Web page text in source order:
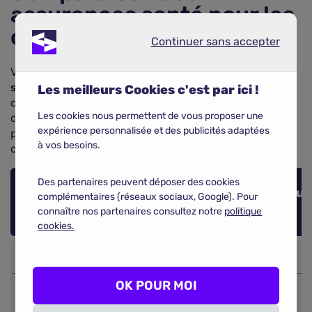
assurances santé pour les
chats de race
Voici les résultats d'unecomparaison d'assurances
santé pour chateffectuée en octobre 2025 via notre
comparateur pour un chat femelle maine coon pucée
de 5 ans, sans antécédents médicaux, sur une formule
premium, faisant ressortir les 5 assureurs les moins
chers.
Comparaison des assurances santé
pour chats de race (Octobre 2025)
Reconnue en
ligne pour sa
Continuer sans accepter
Les meilleurs Cookies c'est par ici !
Les cookies nous permettent de vous proposer une
expérience personnalisée et des publicités adaptées
à vos besoins.
Des partenaires peuvent déposer des cookies
complémentaires (réseaux sociaux, Google). Pour
connaître nos partenaires consultez notre politique
cookies.
OK POUR MOI
Continuer sans accepter